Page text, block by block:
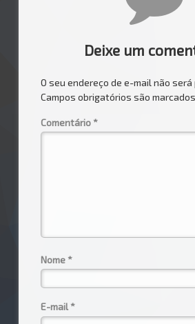
Deixe um
O seu endereço de e-mail não será
Campos obrigatórios são
Comentário*
Nome*
E-mail*